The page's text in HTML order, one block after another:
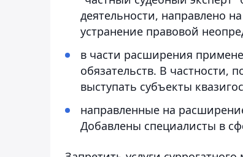
деятельности, направлено
устранение правовой
в части расширения
обязательств. В частности,
выступать субъекты
направленные на
Добавлены специалисты в